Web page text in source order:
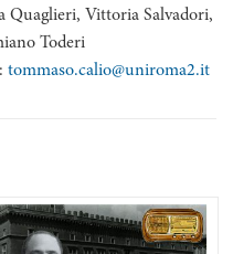
Quaglieri, Vittoria Salvadori,
Toderi
tommaso.calio@uniroma2.it